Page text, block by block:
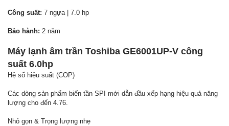
Công suất: 7 ngựa | 7.0 hp
Bảo hành: 2 năm
Máy lạnh âm trần Toshiba GE6001UP-V công
suất 6.0hp
Hệ số hiệu suất (COP)
Các dòng sản phẩm biến tần SPI mới dẫn đầu xếp hạng hiệu quả năng
lượng cho đến 4.76.
Nhỏ gọn & Trọng lượng nhẹ